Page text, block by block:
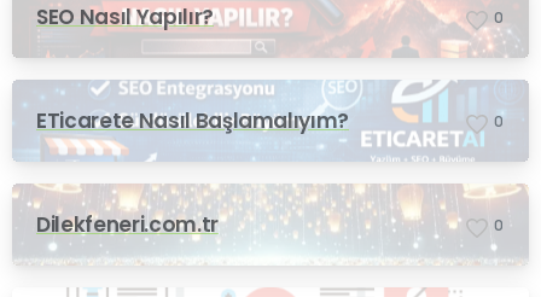
SEO Nasıl Yapılır? 0
ETicarete Nasıl Başlamalıyım? 0
Dilekfeneri.com.tr 0